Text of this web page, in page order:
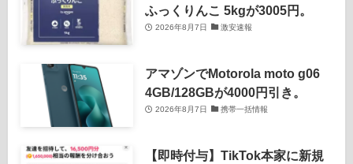
ふっくりんこ 5kgが3005円。
2026年8月7日 激安速報
アマゾンでMotorola moto g06
4GB/128GBが4000円引き。
2026年8月7日 携帯一括情報
【即時付与】TikTok本家に新規